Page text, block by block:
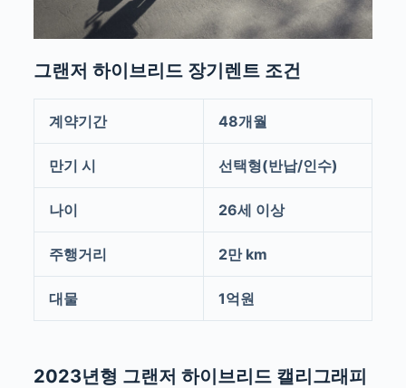
그랜저 하이브리드 장기렌트 조건
계약기간 48개월
만기 시 선택형(반납/인수)
나이 26세 이상
주행거리 2만 km
대물 1억원
2023년형 그랜저 하이브리드 캘리그래피